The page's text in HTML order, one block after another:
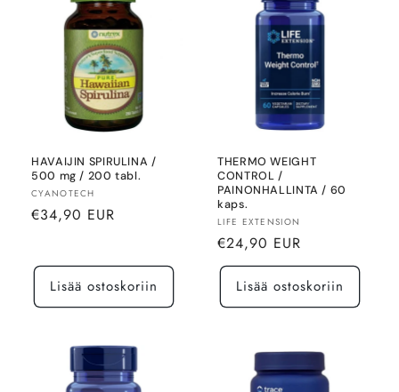
HAVAIJIN SPIRULINA /
500 mg / 200 tabl.
Myyjä:
CYANOTECH
Normaalihinta
€34,90 EUR
Lisää ostoskoriin
THERMO WEIGHT
CONTROL /
PAINONHALLINTA / 60
kaps.
Myyjä:
LIFE EXTENSION
Normaalihinta
€24,90 EUR
Lisää ostoskoriin